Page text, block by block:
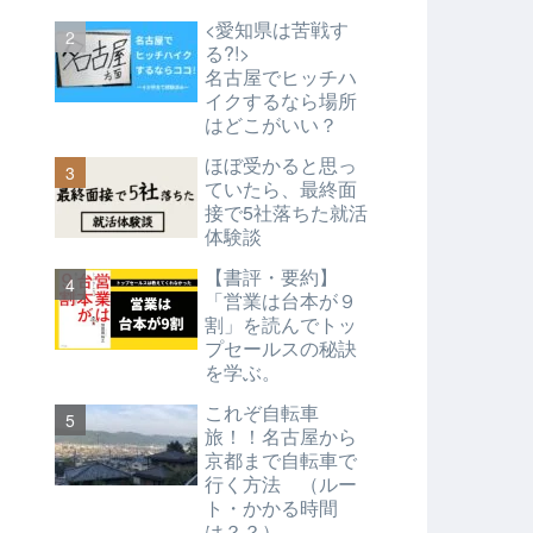
<愛知県は苦戦す
る?!>
名古屋でヒッチハ
イクするなら場所
はどこがいい？
ほぼ受かると思っ
ていたら、最終面
接で5社落ちた就活
体験談
【書評・要約】
「営業は台本が９
割」を読んでトッ
プセールスの秘訣
を学ぶ。
これぞ自転車
旅！！名古屋から
京都まで自転車で
行く方法 （ルー
ト・かかる時間